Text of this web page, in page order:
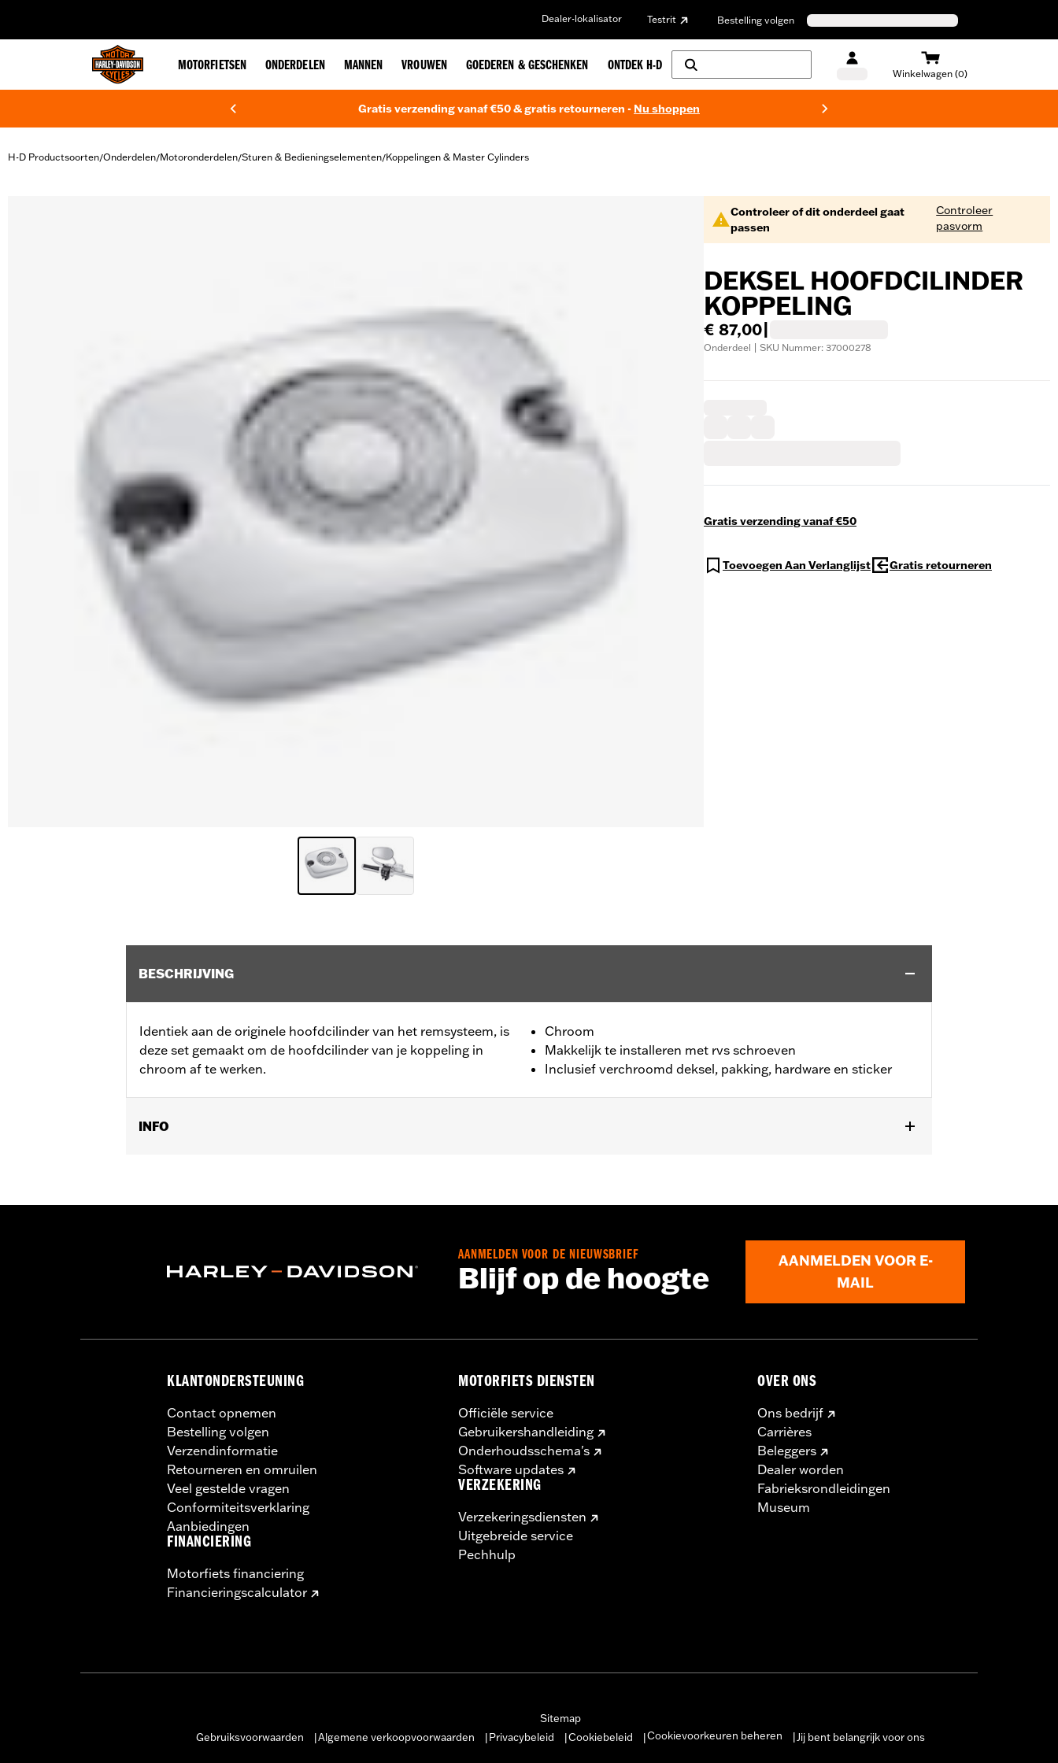
Dealer-lokalisator Testrit Bestelling volgen
MOTORFIETSEN ONDERDELEN MANNEN VROUWEN GOEDEREN & GESCHENKEN ONTDEK H-D
Winkelwagen (0)
Gratis verzending vanaf €50 & gratis retourneren - Nu shoppen
H-D Productsoorten/Onderdelen/Motoronderdelen/Sturen & Bedieningselementen/Koppelingen & Master Cylinders
Controleer of dit onderdeel gaat
passen
Controleer
pasvorm
DEKSEL HOOFDCILINDER
KOPPELING
€ 87,00
Onderdeel | SKU Nummer: 37000278
Gratis verzending vanaf €50
Toevoegen Aan Verlanglijst Gratis retourneren
BESCHRIJVING
Identiek aan de originele hoofdcilinder van het remsysteem, is
deze set gemaakt om de hoofdcilinder van je koppeling in
chroom af te werken.
Chroom
Makkelijk te installeren met rvs schroeven
Inclusief verchroomd deksel, pakking, hardware en sticker
INFO
Per stuk verkocht:Elk
AANMELDEN VOOR DE NIEUWSBRIEF
Blijf op de hoogte
AANMELDEN VOOR E-
MAIL
KLANTONDERSTEUNING
Contact opnemen
Bestelling volgen
Verzendinformatie
Retourneren en omruilen
Veel gestelde vragen
Conformiteitsverklaring
Aanbiedingen
FINANCIERING
Motorfiets financiering
Financieringscalculator
MOTORFIETS DIENSTEN
Officiële service
Gebruikershandleiding
Onderhoudsschema's
Software updates
VERZEKERING
Verzekeringsdiensten
Uitgebreide service
Pechhulp
OVER ONS
Ons bedrijf
Carrières
Beleggers
Dealer worden
Fabrieksrondleidingen
Museum
Sitemap
Gebruiksvoorwaarden
Algemene verkoopvoorwaarden Privacybeleid Cookiebeleid Cookievoorkeuren beheren Jij bent belangrijk voor ons